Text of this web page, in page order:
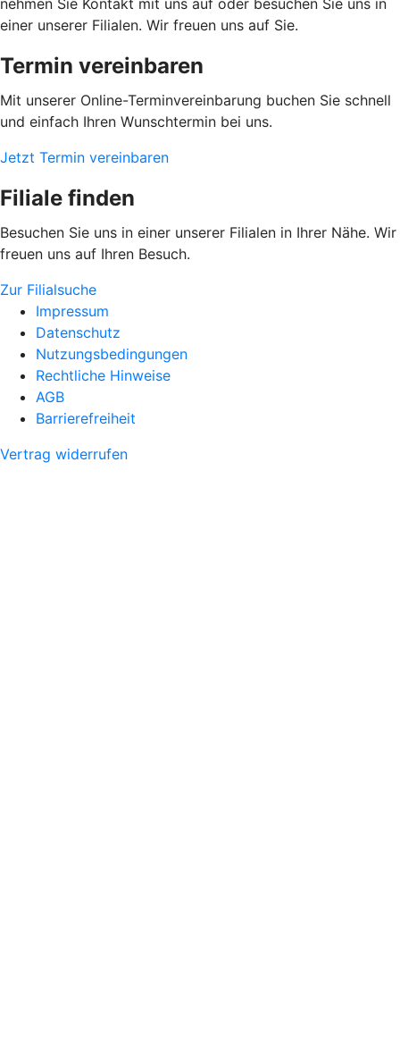
nehmen Sie Kontakt mit uns auf oder besuchen Sie uns in
einer unserer Filialen. Wir freuen uns auf Sie.
Termin vereinbaren
Mit unserer Online-Terminvereinbarung buchen Sie schnell
und einfach Ihren Wunschtermin bei uns.
Jetzt Termin vereinbaren
Filiale finden
Besuchen Sie uns in einer unserer Filialen in Ihrer Nähe. Wir
freuen uns auf Ihren Besuch.
Zur Filialsuche
Impressum
Datenschutz
Nutzungsbedingungen
Rechtliche Hinweise
AGB
Barrierefreiheit
Vertrag widerrufen